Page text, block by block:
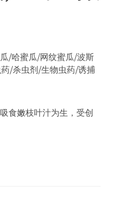
/哈蜜瓜/网纹蜜瓜/波斯
/杀虫剂/生物虫药/诱捕
食嫩枝叶汁为生，受创